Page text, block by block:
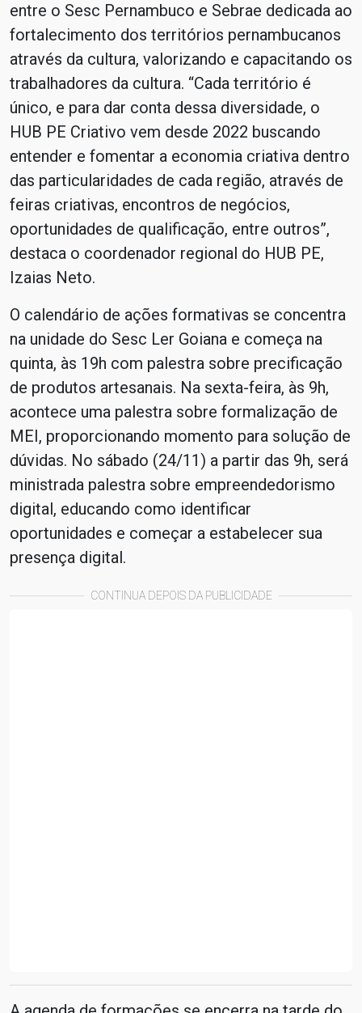
entre o Sesc Pernambuco e Sebrae dedicada ao
fortalecimento dos territórios pernambucanos
através da cultura, valorizando e capacitando os
trabalhadores da cultura. “Cada território é
único, e para dar conta dessa diversidade, o
HUB PE Criativo vem desde 2022 buscando
entender e fomentar a economia criativa dentro
das particularidades de cada região, através de
feiras criativas, encontros de negócios,
oportunidades de qualificação, entre outros”,
destaca o coordenador regional do HUB PE,
Izaias Neto.
O calendário de ações formativas se concentra
na unidade do Sesc Ler Goiana e começa na
quinta, às 19h com palestra sobre precificação
de produtos artesanais. Na sexta-feira, às 9h,
acontece uma palestra sobre formalização de
MEI, proporcionando momento para solução de
dúvidas. No sábado (24/11) a partir das 9h, será
ministrada palestra sobre empreendedorismo
digital, educando como identificar
oportunidades e começar a estabelecer sua
presença digital.
CONTINUA DEPOIS DA PUBLICIDADE